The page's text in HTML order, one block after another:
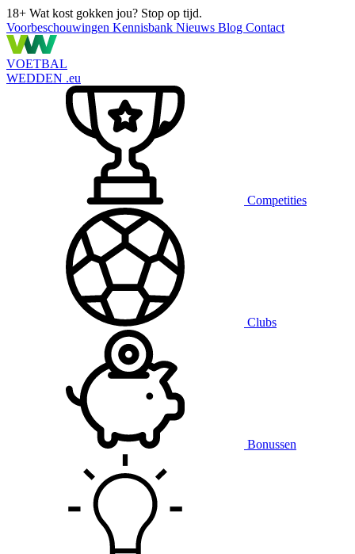
18+ Wat kost gokken jou? Stop op tijd.
Voorbeschouwingen Kennisbank Nieuws Blog Contact
VOETBAL
WEDDEN .eu
Competities
Clubs
Bonussen